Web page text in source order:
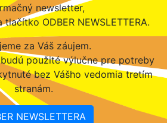
newsletter,
ODBER NEWSLETTERA.
za Váš záujem.
použité výlučne pre potreby
bez Vášho vedomia tretím
stranám.
NEWSLETTERA